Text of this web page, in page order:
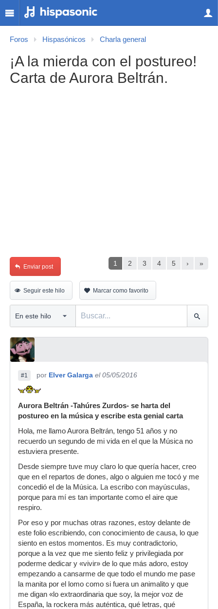
Foros Hispasónicos Charla general
¡A la mierda con el postureo!
Carta de Aurora Beltrán.
1 2 3 4 5 › »
Enviar post
Seguir este hilo Marcar como favorito
#1 por Elver Galarga el 05/05/2016
Aurora Beltrán -Tahúres Zurdos- se harta del
postureo en la música y escribe esta genial carta
Hola, me llamo Aurora Beltrán, tengo 51 años y no
recuerdo un segundo de mi vida en el que la Música no
estuviera presente.
Desde siempre tuve muy claro lo que quería hacer, creo
que en el repartos de dones, algo o alguien me tocó y me
concedió el de la Música. La escribo con mayúsculas,
porque para mí es tan importante como el aire que
respiro.
Por eso y por muchas otras razones, estoy delante de
este folio escribiendo, con conocimiento de causa, lo que
siento en estos momentos. Es muy contradictorio,
porque a la vez que me siento feliz y privilegiada por
poderme dedicar y «vivir» de lo que más adoro, estoy
empezando a cansarme de que todo el mundo me pase
la manita por el lomo como si fuera un animalito y que
me digan «lo extraordinaria que soy, la mejor voz de
España, la rockera más auténtica, qué letras, qué